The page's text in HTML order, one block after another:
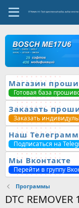
Магазин
Готовая база
Заказать
Заказать
Наш
Подписаться на
Мы Вконтакте
Перейти в группу
Программы
DTC REMOVER